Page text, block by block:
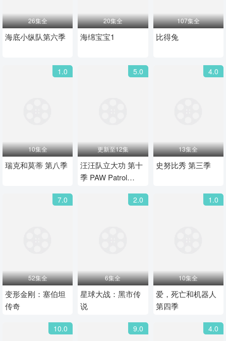
26集全
海底小纵队第六季
20集全
海绵宝宝1
107集全
比得兔
1.0
10集全
瑞克和莫蒂 第八季
5.0
更新至12集
汪汪队立大功 第十
季 PAW Patrol
4.0
13集全
史努比秀 第三季
7.0
52集全
变形金刚：塞伯坦
传奇
2.0
6集全
星球大战：黑市传
说
1.0
10集全
爱，死亡和机器人
第四季
10.0 9.0 4.0